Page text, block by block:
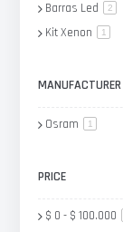
Barras Led 2
Kit Xenon 1
MANUFACTURER
Osram 1
PRICE
$ 0 - $ 100.000